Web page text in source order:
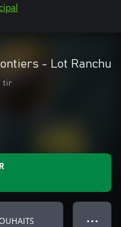
- Lot Ranchu
tir
● ● ●